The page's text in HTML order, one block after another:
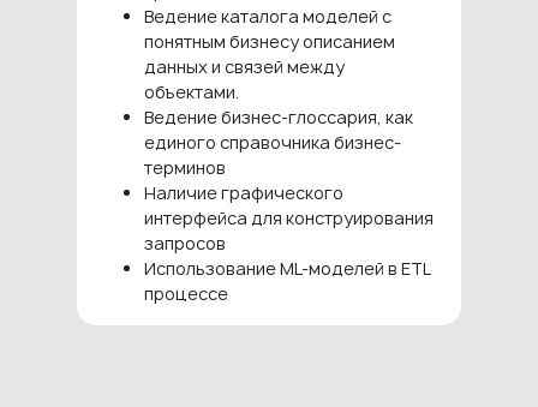
Ведение каталога моделей с
понятным бизнесу описанием
данных и связей между
объектами.
Ведение бизнес-глоссария, как
единого справочника бизнес-
терминов
Наличие графического
интерфейса для конструирования
запросов
Использование ML-моделей в ETL
процессе